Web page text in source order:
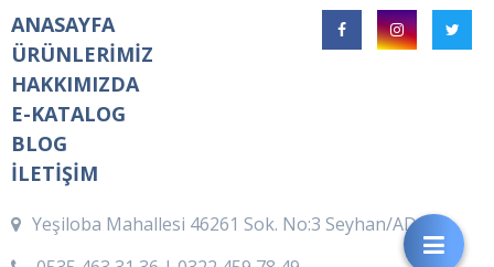
ANASAYFA
ÜRÜNLERİMİZ
HAKKIMIZDA
E-KATALOG
BLOG
İLETİŞİM
Yeşiloba Mahallesi 46261 Sok. No:3 Seyhan/ADANA